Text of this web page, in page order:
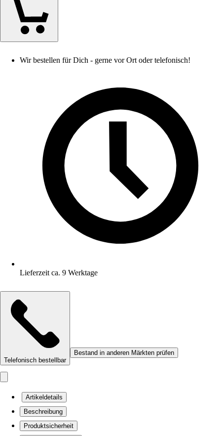
Wir bestellen für Dich - gerne vor Ort oder telefonisch!
Lieferzeit ca. 9 Werktage
Telefonisch bestellbar
Bestand in anderen Märkten prüfen
Artikeldetails
Beschreibung
Produktsicherheit